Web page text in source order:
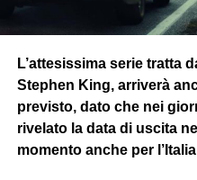
Un esempio è la
censura
veicolate a proprio
servizio. L’ultimo fatto
costituzionaledi marzo, di
e in modo approfondito da
mentre nelle reti televisive
scorso mese se n’è parlato.
L’attesissima serie tratta
Stephen King, arriverà
previsto, dato che nei
rivelato la data di uscita
momento anche per